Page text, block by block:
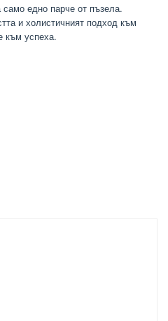
само едно парче от пъзела.
и холистичният подход към
към успеха.